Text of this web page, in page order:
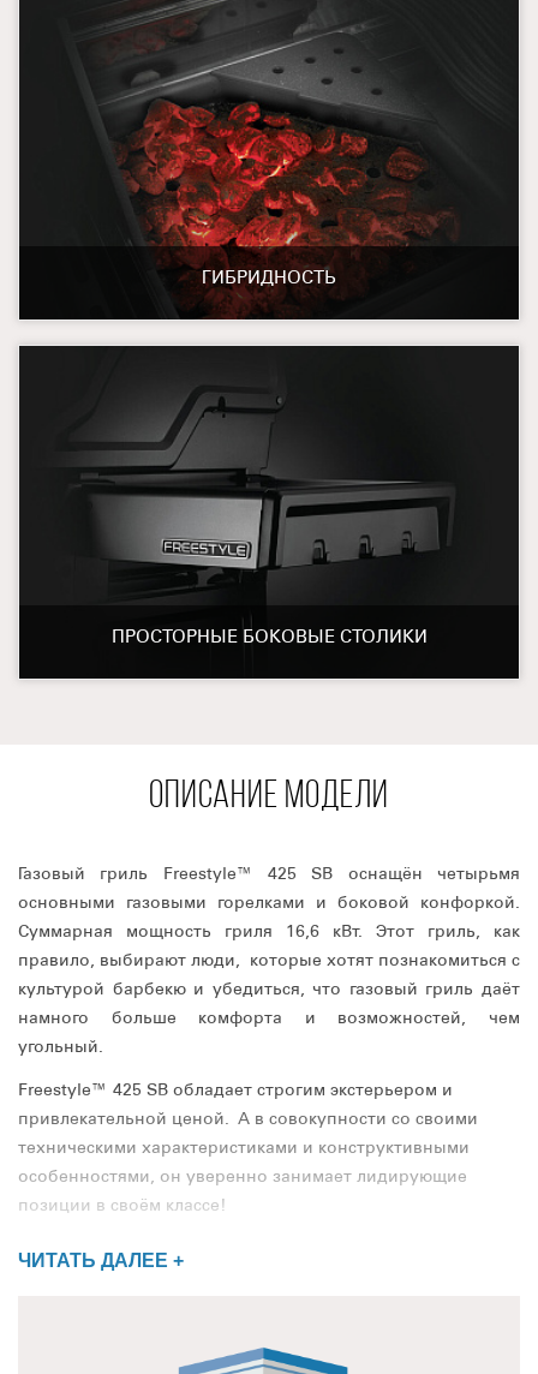
ГИБРИДНОСТЬ
ПРОСТОРНЫЕ БОКОВЫЕ СТОЛИКИ
ОПИСАНИЕ МОДЕЛИ
Газовый гриль Freestyle™ 425 SB оснащён четырьмя
основными газовыми горелками и боковой конфоркой.
Суммарная мощность гриля 16,6 кВт. Этот гриль, как
правило, выбирают люди, которые хотят познакомиться с
культурой барбекю и убедиться, что газовый гриль даёт
намного больше комфорта и возможностей, чем
угольный.
Freestyle™ 425 SB обладает строгим экстерьером и
привлекательной ценой. А в совокупности со своими
техническими характеристиками и конструктивными
особенностями, он уверенно занимает лидирующие
позиции в своём классе!
Высота гриля с закрытой крышкой 116 см. Ширина с
выполненные из литого алюминия, придают грилю
ЧИТАТЬ ДАЛЕЕ +